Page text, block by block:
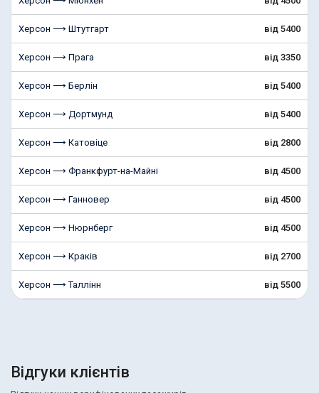
Херсон ⟶ Штутгарт від 5400
Херсон ⟶ Прага від 3350
Херсон ⟶ Берлін від 5400
Херсон ⟶ Дортмунд від 5400
Херсон ⟶ Катовіце від 2800
Херсон ⟶ Франкфурт-на-Майні від 4500
Херсон ⟶ Ганновер від 4500
Херсон ⟶ Нюрнберг від 4500
Херсон ⟶ Краків від 2700
Херсон ⟶ Таллінн від 5500
Відгуки клієнтів